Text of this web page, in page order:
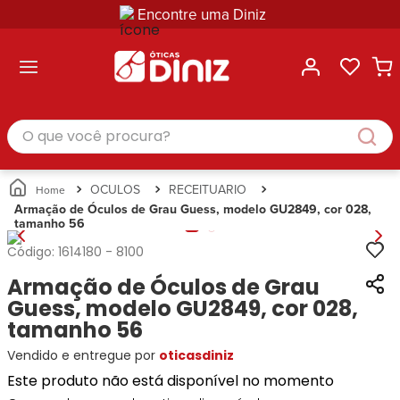
Encontre uma Diniz
Masculino
Feminino
Infantil
Unissex
Busque
Por
Marcas
Ana
Hickmann
Bulget
Miu-
Guess
Lacoste
Categorias
Masculino
Feminino
Infantil
Unissex
Busque
Por
Marcas
Ray-
Ban
Prada
Ana
Hickmann
Tecnol
Correntes
para
Óculos
Estojos
para
Óculos
Soluções
Cuidados
Busque
Ray-
Ban
Prada
Exchange
Tommy
Hilfiger
Ana
Hickmann
Guess
Speedo
Categoria
Armações
de Óculos
Óculos
de Sol
Corrente
para
Estojo
para
Óculos
Masculino
Feminino
O que você procura?
OCULOS
RECEITUARIO
Armação de Óculos de Grau Guess, modelo GU2849, cor 028,
tamanho 56
Código: 1614180 - 8100
Armação de Óculos de Grau
Guess, modelo GU2849, cor 028,
tamanho 56
Vendido e entregue por oticasdiniz
Este produto não está disponível no momento